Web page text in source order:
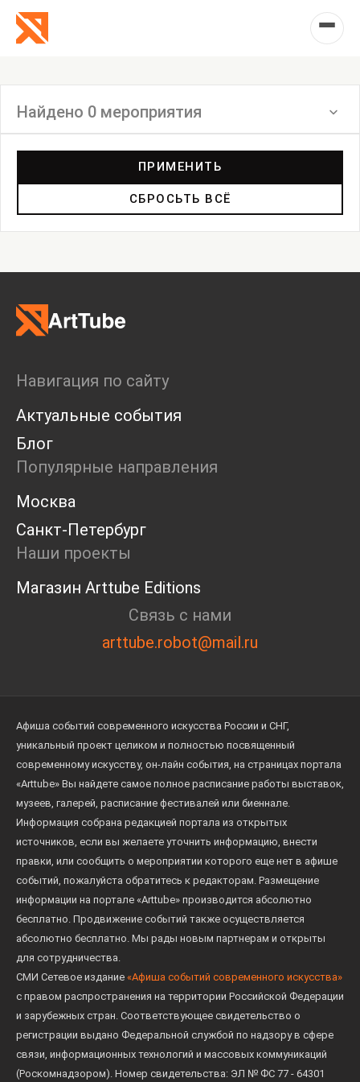
Найдено 0 мероприятия
Дискуссия
Пост-релиз
Пресс-конференция
Ярмарка
Open call
Экскурсия
Дискуссия
Cosmoscow 2024
Blazar 2024
Встречи
Круглый стол
ПРИМЕНИТЬ
СБРОСЬТЬ ВСЁ
Навигация по сайту
Актуальные события
Блог
Популярные направления
Москва
Санкт-Петербург
Наши проекты
Магазин Arttube Editions
Связь с нами
arttube.robot@mail.ru
Афиша событий современного искусства России и СНГ,
уникальный проект целиком и полностью посвященный
современному искусству, он-лайн события, на страницах портала
«Arttube» Вы найдете самое полное расписание работы выставок,
музеев, галерей, расписание фестивалей или биеннале.
Информация собрана редакцией портала из открытых
источников, если вы желаете уточнить информацию, внести
правки, или сообщить о мероприятии которого еще нет в афише
событий, пожалуйста обратитесь к редакторам. Размещение
информации на портале «Arttube» производится абсолютно
бесплатно. Продвижение событий также осуществляется
абсолютно бесплатно. Мы рады новым партнерам и открыты
для сотрудничества.
СМИ Сетевое издание «Афиша событий современного искусства»
с правом распространения на территории Российской Федерации
и зарубежных стран. Соответствующее свидетельство о
регистрации выдано Федеральной службой по надзору в сфере
связи, информационных технологий и массовых коммуникаций
(Роскомнадзором). Номер свидетельства: ЭЛ № ФС 77 - 64301